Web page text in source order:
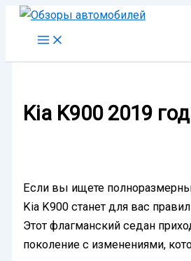
Перейти
Kia K900 2019
Если вы ищете
Kia K900 станет для вас
Этот флагманский седан
поколение с изменениями,